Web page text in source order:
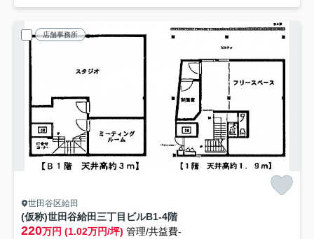
店舗事務所
世田谷区給田
(仮称)世田谷給田三丁目ビルB1-4階
220万円 (1.02万円/坪) 管理/共益費-